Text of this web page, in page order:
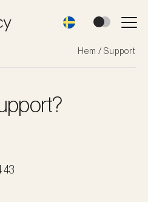
Hem / Support
43